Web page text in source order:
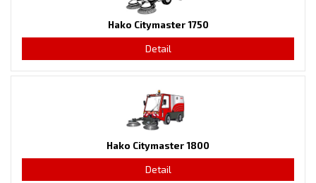
Hako Citymaster 1750
Detail
Hako Citymaster 1800
Detail